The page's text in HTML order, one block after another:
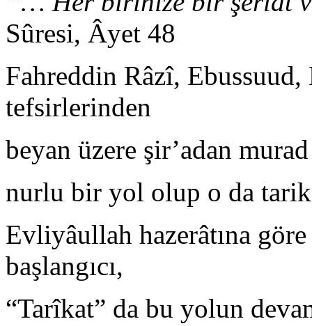
Sûresi, Âyet 48
Fahreddin Râzî,
tefsirlerinden
beyan üzere şir’adan
nurlu bir yol olup o da
Evliyâullah hazerâtına
başlangıcı,
“Tarîkat” da bu yolun